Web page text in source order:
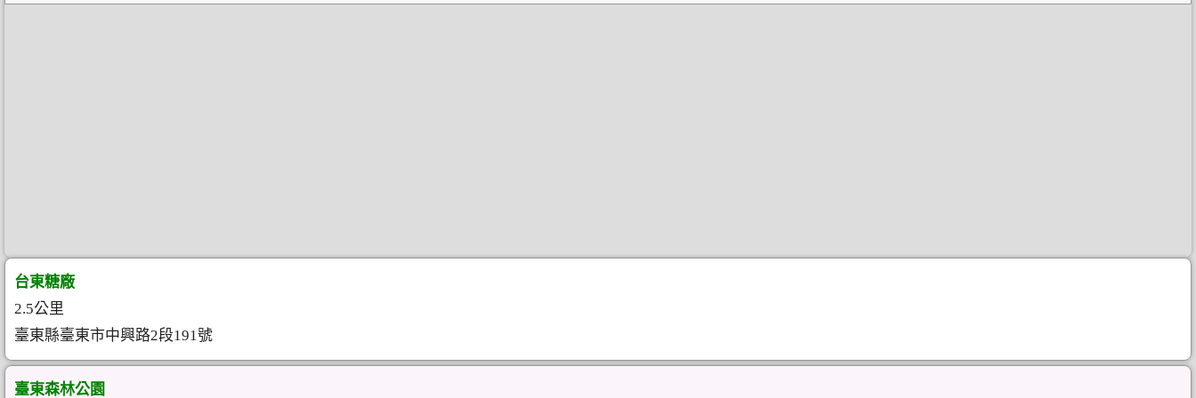
台東糖廠
2.5公里
臺東縣臺東市中興路2段191號
臺東森林公園